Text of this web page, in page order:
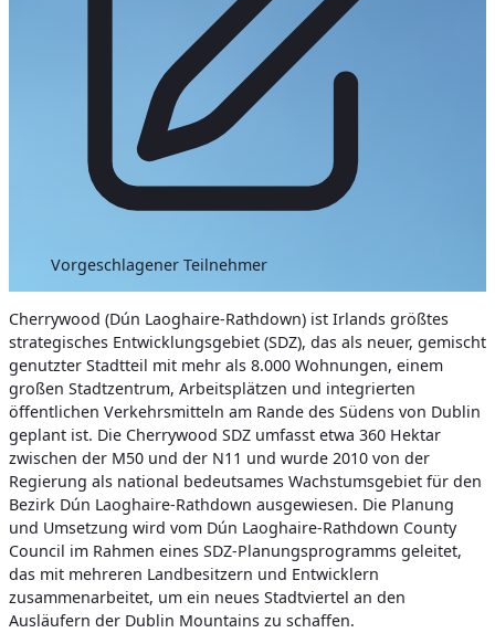
Vorgeschlagener Teilnehmer
Cherrywood (Dún Laoghaire-Rathdown) ist Irlands größtes
strategisches Entwicklungsgebiet (SDZ), das als neuer, gemischt
genutzter Stadtteil mit mehr als 8.000 Wohnungen, einem
großen Stadtzentrum, Arbeitsplätzen und integrierten
öffentlichen Verkehrsmitteln am Rande des Südens von Dublin
geplant ist. Die Cherrywood SDZ umfasst etwa 360 Hektar
zwischen der M50 und der N11 und wurde 2010 von der
Regierung als national bedeutsames Wachstumsgebiet für den
Bezirk Dún Laoghaire-Rathdown ausgewiesen. Die Planung
und Umsetzung wird vom Dún Laoghaire-Rathdown County
Council im Rahmen eines SDZ-Planungsprogramms geleitet,
das mit mehreren Landbesitzern und Entwicklern
zusammenarbeitet, um ein neues Stadtviertel an den
Ausläufern der Dublin Mountains zu schaffen.